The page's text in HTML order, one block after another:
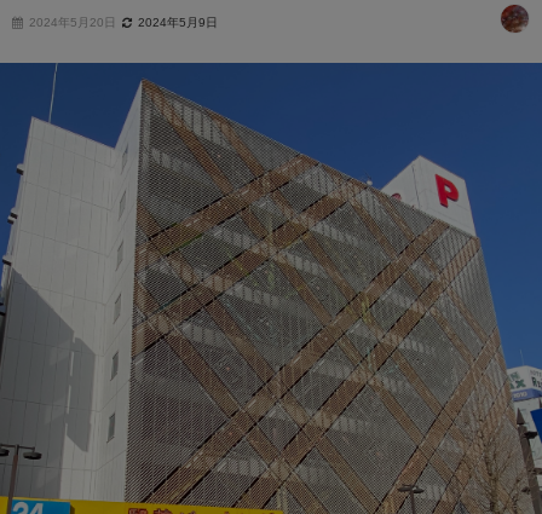
2024年5月20日 2024年5月9日